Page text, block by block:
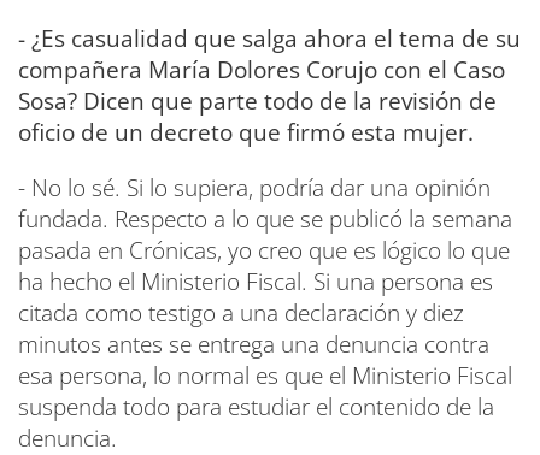
- ¿Es casualidad que salga ahora el tema de su
compañera María Dolores Corujo con el Caso
Sosa? Dicen que parte todo de la revisión de
oficio de un decreto que firmó esta mujer.
- No lo sé. Si lo supiera, podría dar una opinión
fundada. Respecto a lo que se publicó la semana
pasada en Crónicas, yo creo que es lógico lo que
ha hecho el Ministerio Fiscal. Si una persona es
citada como testigo a una declaración y diez
minutos antes se entrega una denuncia contra
esa persona, lo normal es que el Ministerio Fiscal
suspenda todo para estudiar el contenido de la
denuncia.